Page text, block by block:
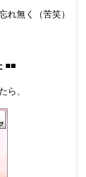
れ無く（苦笑）
■■
ら、